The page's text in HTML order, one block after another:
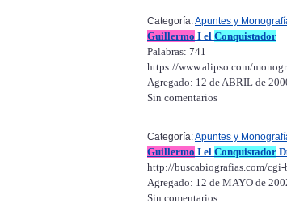
Categoría:Apuntes y
Guillermo I el Conquistador
Palabras: 741
https://www.alipso.com/
Agregado: 12 de ABRIL de
Sin comentarios
Categoría:Apuntes y
Guillermo I el Conquistador
http://buscabiografias.com/
Agregado: 12 de MAYO de
Sin comentarios